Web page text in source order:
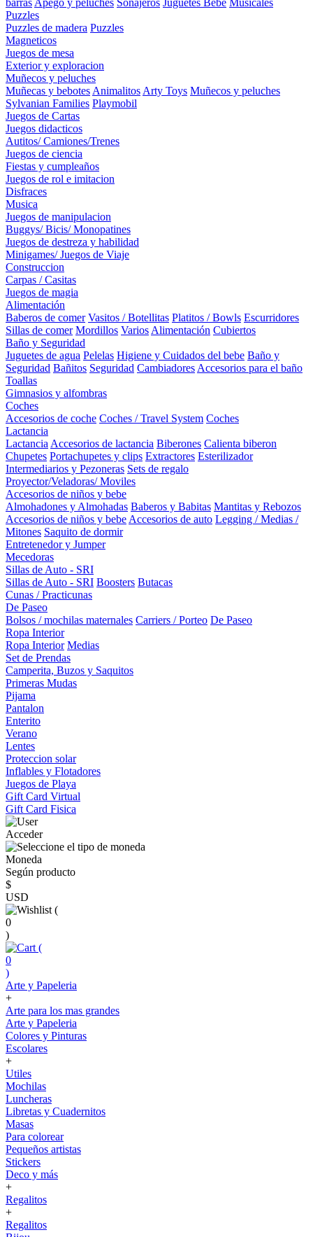
barras Apego y peluches Sonajeros Juguetes Bebe Musicales
Puzzles
Puzzles de madera Puzzles
Magneticos
Juegos de mesa
Exterior y exploracion
Muñecos y peluches
Muñecas y bebotes Animalitos Arty Toys Muñecos y peluches
Sylvanian Families Playmobil
Juegos de Cartas
Juegos didacticos
Autitos/ Camiones/Trenes
Juegos de ciencia
Fiestas y cumpleaños
Juegos de rol e imitacion
Disfraces
Musica
Juegos de manipulacion
Buggys/ Bicis/ Monopatines
Juegos de destreza y habilidad
Minigames/ Juegos de Viaje
Construccion
Carpas / Casitas
Juegos de magia
Alimentación
Baberos de comer Vasitos / Botellitas Platitos / Bowls Escurridores
Sillas de comer Mordillos Varios Alimentación Cubiertos
Baño y Seguridad
Juguetes de agua Pelelas Higiene y Cuidados del bebe Baño y
Seguridad Bañitos Seguridad Cambiadores Accesorios para el baño
Toallas
Gimnasios y alfombras
Coches
Accesorios de coche Coches / Travel System Coches
Lactancia
Lactancia Accesorios de lactancia Biberones Calienta biberon
Chupetes Portachupetes y clips Extractores Esterilizador
Intermediarios y Pezoneras Sets de regalo
Proyector/Veladoras/ Moviles
Accesorios de niños y bebe
Almohadones y Almohadas Baberos y Babitas Mantitas y Rebozos
Accesorios de niños y bebe Accesorios de auto Legging / Medias /
Mitones Saquito de dormir
Entretenedor y Jumper
Mecedoras
Sillas de Auto - SRI
Sillas de Auto - SRI Boosters Butacas
Cunas / Practicunas
De Paseo
Bolsos / mochilas maternales Carriers / Porteo De Paseo
Ropa Interior
Ropa Interior Medias
Set de Prendas
Camperita, Buzos y Saquitos
Primeras Mudas
Pijama
Pantalon
Enterito
Verano
Lentes
Proteccion solar
Inflables y Flotadores
Juegos de Playa
Gift Card Virtual
Gift Card Fisica
Acceder
Moneda
Según producto
$
USD
(
0
)
(
0
)
Arte y Papeleria
+
Arte para los mas grandes
Arte y Papeleria
Colores y Pinturas
Escolares
+
Utiles
Mochilas
Luncheras
Libretas y Cuadernitos
Masas
Para colorear
Pequeños artistas
Stickers
Deco y más
+
Regalitos
+
Regalitos